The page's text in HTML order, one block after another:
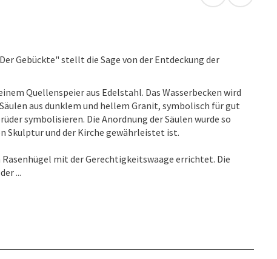
Gebückte" stellt die Sage von der Entdeckung der
Quellenspeier aus Edelstahl. Das Wasserbecken wird
aus dunklem und hellem Granit, symbolisch für gut
symbolisieren. Die Anordnung der Säulen wurde so
Skulptur und der Kirche gewährleistet ist.
mit der Gerechtigkeitswaage errichtet. Die
...